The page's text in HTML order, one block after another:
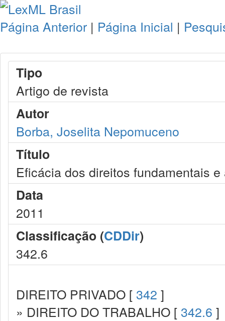
Página Anterior | Página Inicial |
Tipo
Artigo de revista
Autor
Borba, Joselita Nepomuceno
Título
Eficácia dos direitos fundamentais
Data
2011
Classificação (CDDir)
342.6
DIREITO PRIVADO [ 342 ]
» DIREITO DO TRABALHO [ 342.6 ]